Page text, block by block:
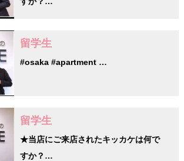
留学生
#osaka #apartment …
留学生
★当店にご来店されたキッカケは何で
すか？…